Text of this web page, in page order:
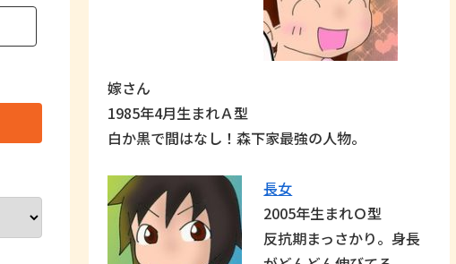
嫁さん
1985年4月生まれＡ型
白か黒で間はなし！森下家最強の人物。
長女
2005年生まれＯ型
反抗期まっさかり。身長